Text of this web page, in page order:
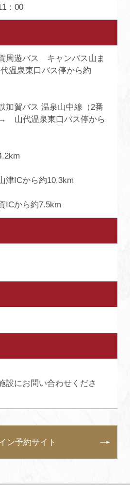
：00
周遊バス キャンバス山ま
泉東口バス停から約
加賀バス 温泉山中線（2番
山代温泉東口バス停から
ICから約10.3km
ICから約7.5km
設にお問い合わせくださ
ン予約サイト